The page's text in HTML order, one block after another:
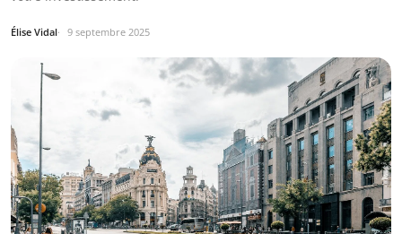
Élise Vidal 9 septembre 2025